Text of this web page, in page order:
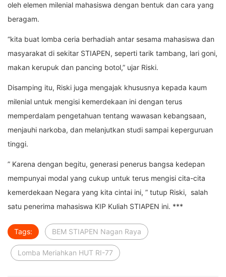
oleh elemen milenial mahasiswa dengan bentuk dan cara yang
beragam.
“kita buat lomba ceria berhadiah antar sesama mahasiswa dan
masyarakat di sekitar STIAPEN, seperti tarik tambang, lari goni,
makan kerupuk dan pancing botol,” ujar Riski.
Disamping itu, Riski juga mengajak khususnya kepada kaum
milenial untuk mengisi kemerdekaan ini dengan terus
memperdalam pengetahuan tentang wawasan kebangsaan,
menjauhi narkoba, dan melanjutkan studi sampai keperguruan
tinggi.
” Karena dengan begitu, generasi penerus bangsa kedepan
mempunyai modal yang cukup untuk terus mengisi cita-cita
kemerdekaan Negara yang kita cintai ini, ” tutup Riski, salah
satu penerima mahasiswa KIP Kuliah STIAPEN ini. ***
Tags: BEM STIAPEN Nagan Raya
Lomba Meriahkan HUT RI-77